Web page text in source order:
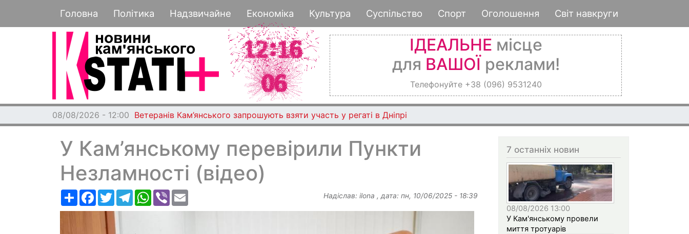
до
основного
Основная навигация
Головна Політика Надзвичайне Економіка Культура Суспільство Спорт Оголошення Світ навкруги
ІДЕАЛЬНЕ місце
для ВАШОЇ реклами!
Телефонуйте +38 (096) 9531240
08/08/2026 - 12:00 Ветеранів Кам’янського запрошують взяти участь у регаті в Дніпрі
У Кам’янському перевірили Пункти
Незламності (відео)
РесурсFacebook
TwitterTelegramWhatsApp
Viber Надіслав: ilona , дата: пн, 10/06/2025 - 18:39
7 останніх новин
08/08/2026 13:00
У Кам'янському провели
миття тротуарів